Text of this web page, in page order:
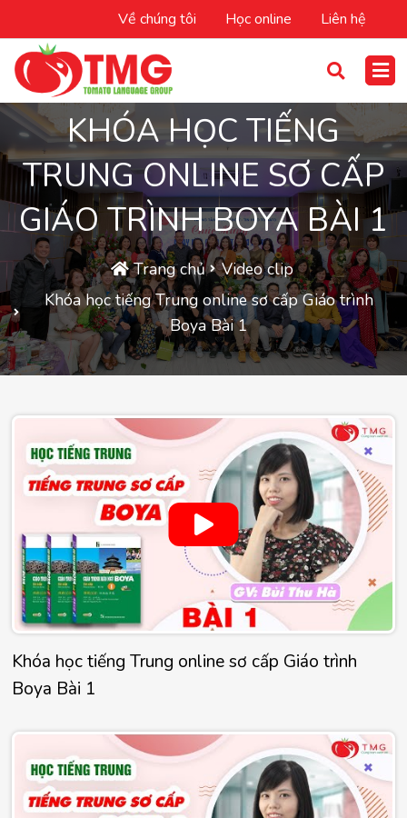
Về chúng tôi Học online Liên hệ
KHÓA HỌC TIẾNG
TRUNG ONLINE SƠ CẤP
GIÁO TRÌNH BOYA BÀI 1
Trang chủ
Video clip
Khóa học tiếng Trung online sơ cấp Giáo trình
Boya Bài 1
Khóa học tiếng Trung online sơ cấp Giáo trình
Boya Bài 1